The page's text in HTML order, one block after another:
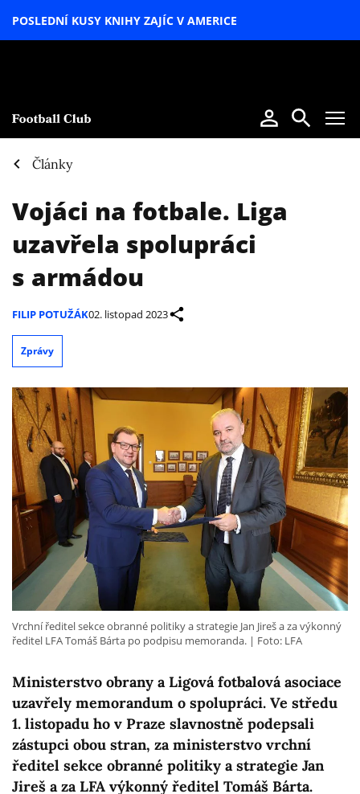
POSLEDNÍ KUSY KNIHY ZAJÍC V AMERICE
Články
Vojáci na fotbale. Liga
uzavřela spolupráci
s armádou
FILIP POTUŽÁK02. listopad 2023
Zprávy
Ministerstvo obrany a Ligová fotbalová asociace
uzavřely memorandum o spolupráci. Ve středu
1. listopadu ho v Praze slavnostně podepsali
zástupci obou stran, za ministerstvo vrchní
ředitel sekce obranné politiky a strategie Jan
Jireš a za LFA výkonný ředitel Tomáš Bárta.
Vrchní ředitel sekce obranné politiky a strategie Jan Jireš a za výkonný
ředitel LFA Tomáš Bárta po podpisu memoranda.
Foto: LFA